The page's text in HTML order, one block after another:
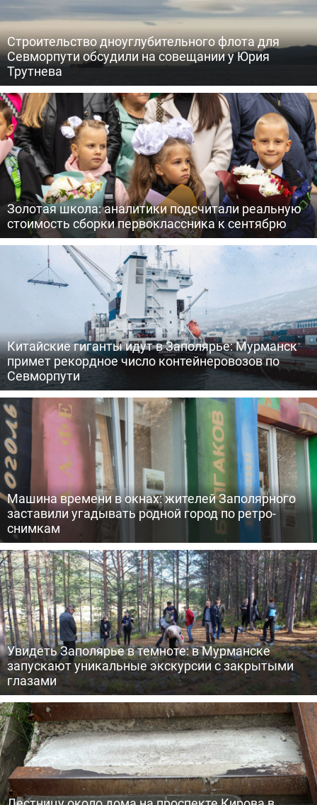
Строительство дноуглубительного флота для
Севморпути обсудили на совещании у Юрия
Трутнева
Золотая школа: аналитики подсчитали реальную
стоимость сборки первоклассника к сентябрю
Китайские гиганты идут в Заполярье: Мурманск
примет рекордное число контейнеровозов по
Севморпути
Машина времени в окнах: жителей Заполярного
заставили угадывать родной город по ретро-
снимкам
Увидеть Заполярье в темноте: в Мурманске
запускают уникальные экскурсии с закрытыми
глазами